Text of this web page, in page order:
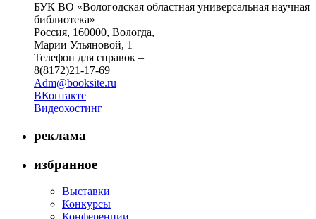
БУК ВО «Вологодская областная универсальная научная
библиотека»
Россия, 160000, Вологда,
Марии Ульяновой, 1
Телефон для справок –
8(8172)21-17-69
Adm@booksite.ru
ВКонтакте
Видеохостинг
реклама
избранное
Выставки
Конкурсы